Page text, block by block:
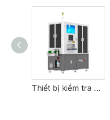
Thiết bị kiểm tra khuyết tật khay chip